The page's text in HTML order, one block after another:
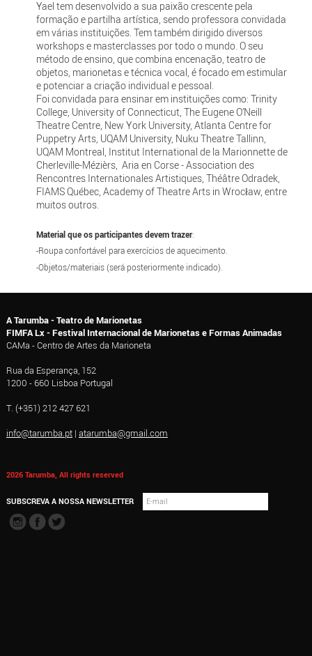
Yael tem desenvolvido a sua paixão crescente pela
formação e partilha artística, sendo professora convidada
em várias instituições. Tem também dirigido diversos
workshops e masterclasses por todo o mundo. O seu
método de ensino, que combina encenação, teatro de
objetos, marionetas e técnica vocal, é focado em estimular
e potenciar a criação individual e pessoal.
Foi convidada para ensinar em instituições como: Trinity
College, University of Connecticut, The Eugene O’Neill
Theatre Centre, New York University, Atlanta Centre for
Puppetry Arts, UQAM University, Nuku Theatre Tallinn,
UQAM Montreal, Institut International de la Marionnette de
Cherleville-Mézièrs, Aria en Corse - Association des
Rencontres Internationales Artistiques, Théâtre Odradek,
FIAMS Québec, Academy of Theatre Arts in Wrocław, entre
muitos outros.
Material que os participantes devem trazer:
-Roupa confortável para exercícios de aquecimento.
-Objetos/materiais (será posteriormente indicado).
A Tarumba - Teatro de Marionetas
FIMFA Lx - Festival Internacional de Marionetas e Formas Animadas
CAMa - Centro de Artes da Marioneta
Rua da Esperança, 152
1200 - 660 Lisboa Portugal
T. (+351) 212 427 621
info@tarumba.pt| atarumba@gmail.com
2026 Tarumba, All rights reserved
SUBSCREVA A NOSSA NEWSLETTER